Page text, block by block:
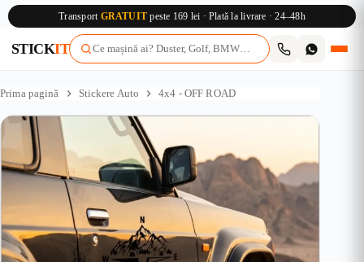
Transport GRATUIT peste 169 lei · Plată la livrare · 24–48h
STICKIT
la
Prima pagină Stickere Auto 4x4 - OFF ROAD